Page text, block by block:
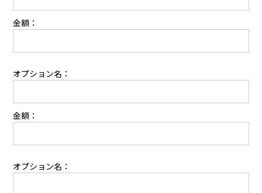
金額：
オプション名：
金額：
オプション名：